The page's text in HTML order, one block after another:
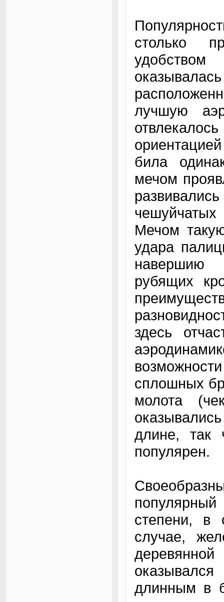
столько
лучшую
била
мечом
Мечом
удара
навершию
рубящих
здесь
сплошных
молота
длине, так
популярен.
степени, в
случае,
длинным в